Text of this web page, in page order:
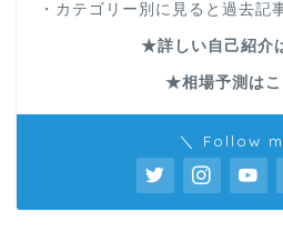
・カテゴリー別に見ると過去記
★詳しい自己紹介
★相場予測は
＼ Follow